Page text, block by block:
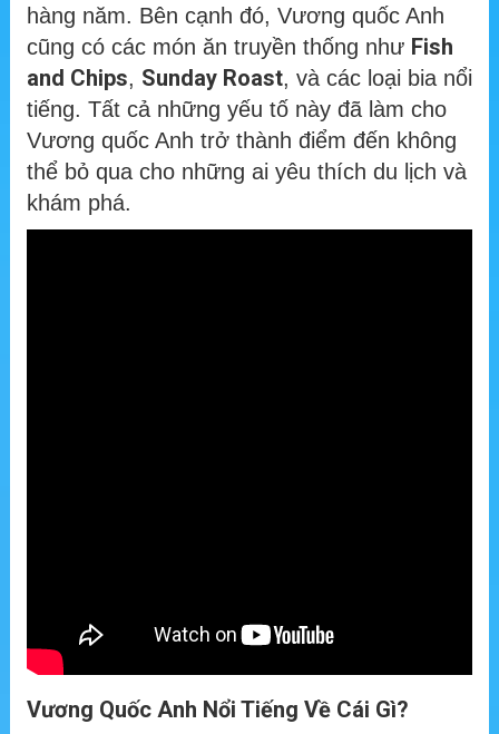
hàng năm. Bên cạnh đó, Vương quốc Anh
cũng có các món ăn truyền thống như Fish
and Chips, Sunday Roast, và các loại bia nổi
tiếng. Tất cả những yếu tố này đã làm cho
Vương quốc Anh trở thành điểm đến không
thể bỏ qua cho những ai yêu thích du lịch và
khám phá.
Vương Quốc Anh Nổi Tiếng Về Cái Gì?